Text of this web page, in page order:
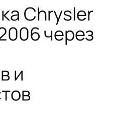
Chrysler
через
и